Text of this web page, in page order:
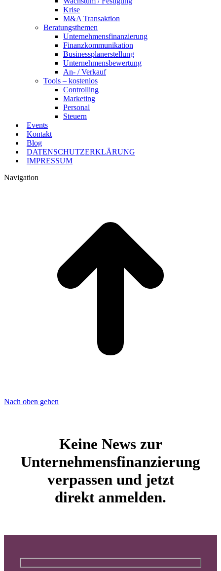
Krise
M&A Transaktion
Beratungsthemen
Unternehmensfinanzierung
Finanzkommunikation
Businessplanerstellung
Unternehmensbewertung
An- / Verkauf
Tools – kostenlos
Controlling
Marketing
Personal
Steuern
Events
Kontakt
Blog
DATENSCHUTZERKLÄRUNG
IMPRESSUM
Navigation
Nach oben gehen
Keine News zur
Unternehmensfinanzierung
verpassen und jetzt
direkt anmelden.